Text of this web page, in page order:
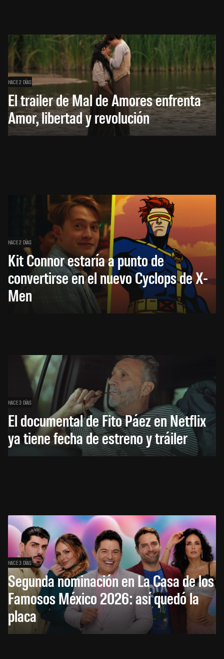
HACE 2 DÍAS
El trailer de Mal de Amores enfrenta
Amor, libertad y revolución
HACE 2 DÍAS
Kit Connor estaría a punto de
convertirse en el nuevo Cyclops de X-
Men
HACE 3 DÍAS
El documental de Fito Páez en Netflix
ya tiene fecha de estreno y tráiler
HACE 3 DÍAS
Segunda nominación en La Casa de los
Famosos México 2026: así quedó la
placa